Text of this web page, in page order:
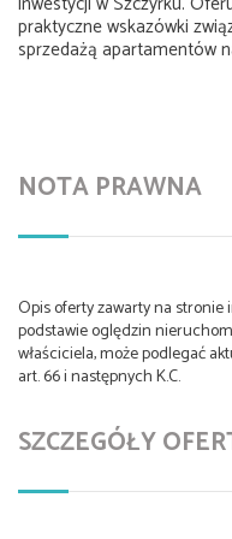
praktyczne wskazówki
sprzedażą apartamentów
NOTA PRAWNA
Opis oferty zawarty na
podstawie oględzin
właściciela, może podlegać
art. 66 i następnych K.C.
SZCZEGÓŁY